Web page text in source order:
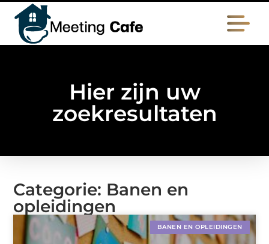
Hier zijn uw
zoekresultaten
Categorie: Banen en
opleidingen
BANEN EN OPLEIDINGEN